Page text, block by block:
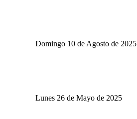
Domingo 10 de Agosto de 2025
Lunes 26 de Mayo de 2025